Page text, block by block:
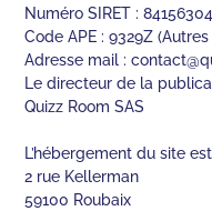
Numéro SIRET :
Code APE : 9329Z
Adresse mail :
Le directeur de la
Quizz Room SAS
L’hébergement du site
2 rue Kellerman
59100 Roubaix